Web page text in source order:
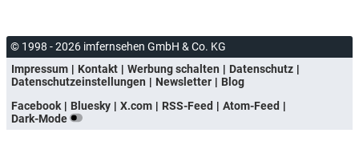
© 1998 - 2026 imfernsehen GmbH & Co. KG
Impressum
Kontakt Werbung schalten
Datenschutz
Datenschutzeinstellungen
Newsletter
Blog
Facebook
Bluesky X.com RSS-Feed
Atom-Feed
Dark-Mode